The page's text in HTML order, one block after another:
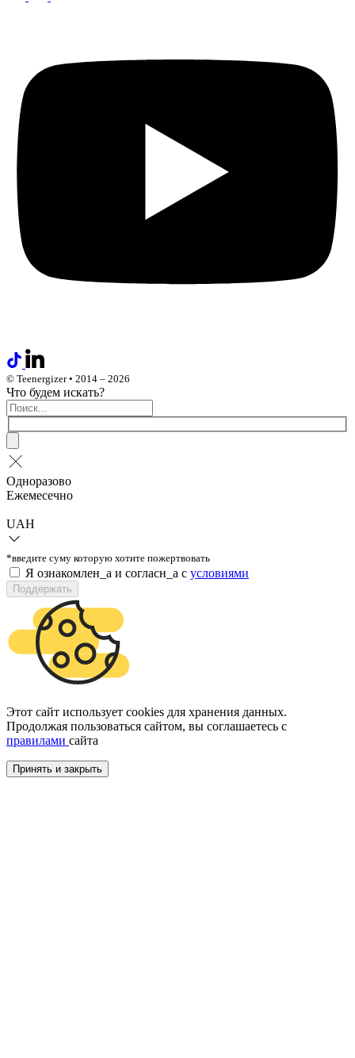
© Teenergizer • 2014 – 2026
Что будем искать?
Одноразово
Ежемесечно
UAH
*введите суму которую хотите пожертвовать
Я ознакомлен_а и согласн_а c условиями
Поддержать
Этот сайт использует cookies для хранения данных.
Продолжая пользоваться сайтом, вы соглашаетесь с
правилами сайта
Принять и закрыть